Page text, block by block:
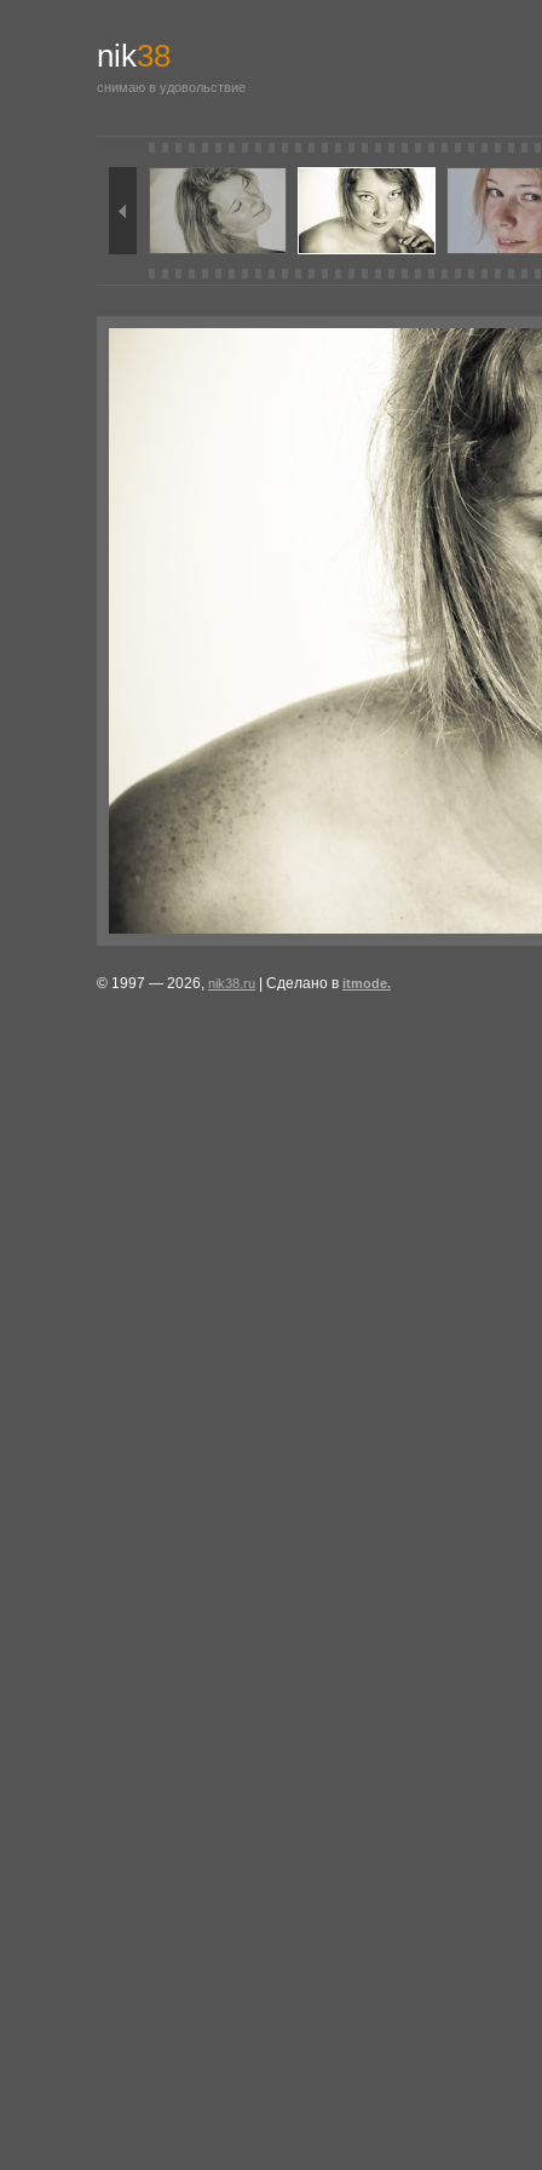
nik38
снимаю в удовольствие
© 1997 — 2026, nik38.ru | Сделано в itmode.